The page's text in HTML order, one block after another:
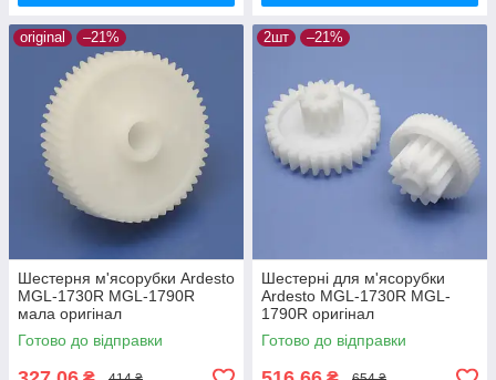
original –21%
Шестерня м'ясорубки Ardesto
MGL-1730R MGL-1790R
мала оригінал
Готово до відправки
2шт –21%
Шестерні для м'ясорубки
Ardesto MGL-1730R MGL-
1790R оригінал
Готово до відправки